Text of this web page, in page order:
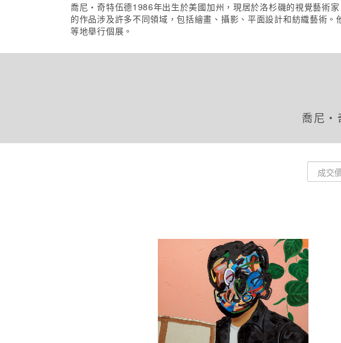
喬尼‧奇特伍德1986年出生於美國加州，現居於洛杉磯的視覺藝術
的作品涉及許多不同領域，包括繪畫、攝影、平面設計和紡織藝術
等地舉行個展。
喬尼‧